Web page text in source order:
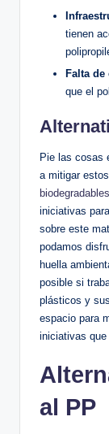
tienen
Falta
que el
Pie las cosas
a mitigar
biodegradables
iniciativas
sobre este
podamos
huella
posible si
plásticos y
espacio para
iniciativas
al PP